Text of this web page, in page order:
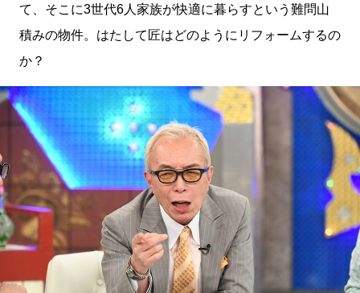
て、そこに3世代6人家族が快適に暮らすという難問山
積みの物件。はたして匠はどのようにリフォームするの
か？